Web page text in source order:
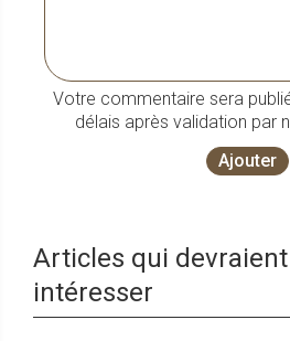
Votre commentaire sera
délais après validation par
Ajouter
Articles qui
intéresser